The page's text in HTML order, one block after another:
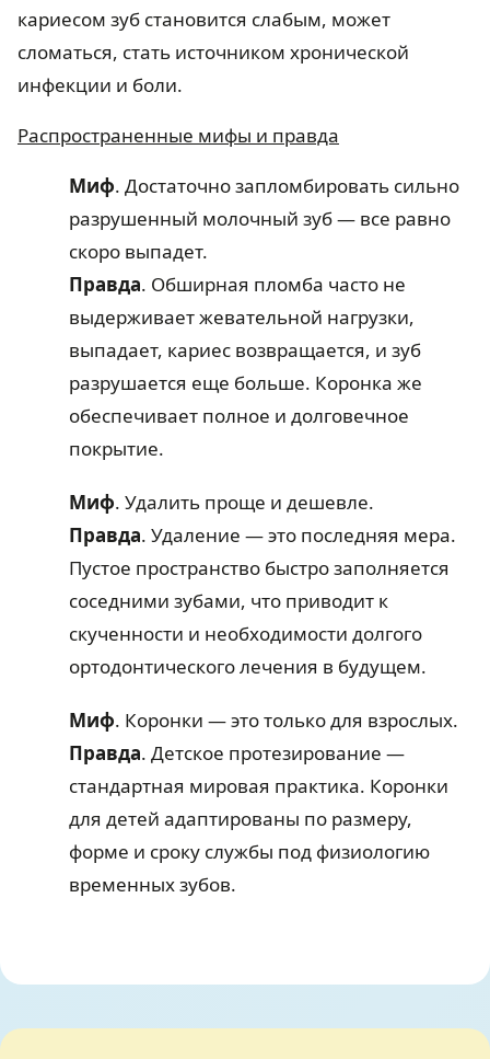
кариесом зуб становится слабым, может
сломаться, стать источником хронической
инфекции и боли.
Распространенные мифы и правда
Миф. Достаточно запломбировать сильно
разрушенный молочный зуб — все равно
скоро выпадет.
Правда. Обширная пломба часто не
выдерживает жевательной нагрузки,
выпадает, кариес возвращается, и зуб
разрушается еще больше. Коронка же
обеспечивает полное и долговечное
покрытие.
Миф. Удалить проще и дешевле.
Правда. Удаление — это последняя мера.
Пустое пространство быстро заполняется
соседними зубами, что приводит к
скученности и необходимости долгого
ортодонтического лечения в будущем.
Миф. Коронки — это только для взрослых.
Правда. Детское протезирование —
стандартная мировая практика. Коронки
для детей адаптированы по размеру,
форме и сроку службы под физиологию
временных зубов.